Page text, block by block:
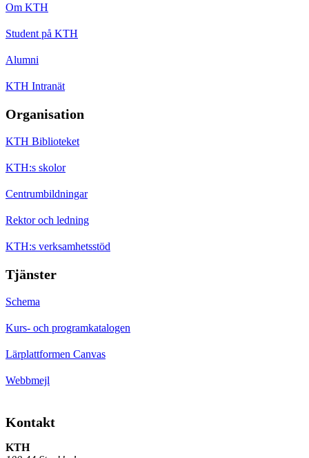
Om KTH
Student på KTH
Alumni
KTH Intranät
Organisation
KTH Biblioteket
KTH:s skolor
Centrumbildningar
Rektor och ledning
KTH:s verksamhetsstöd
Tjänster
Schema
Kurs- och programkatalogen
Lärplattformen Canvas
Webbmejl
Kontakt
KTH